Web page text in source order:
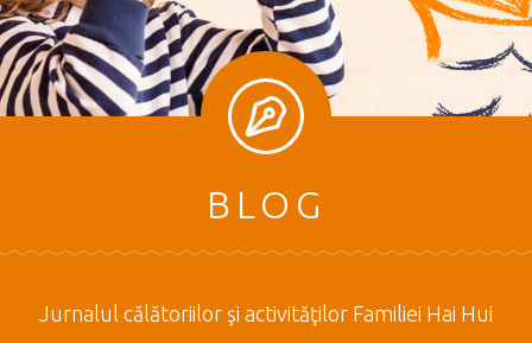
BLOG
Jurnalul călătoriilor şi activităţilor Familiei Hai Hui